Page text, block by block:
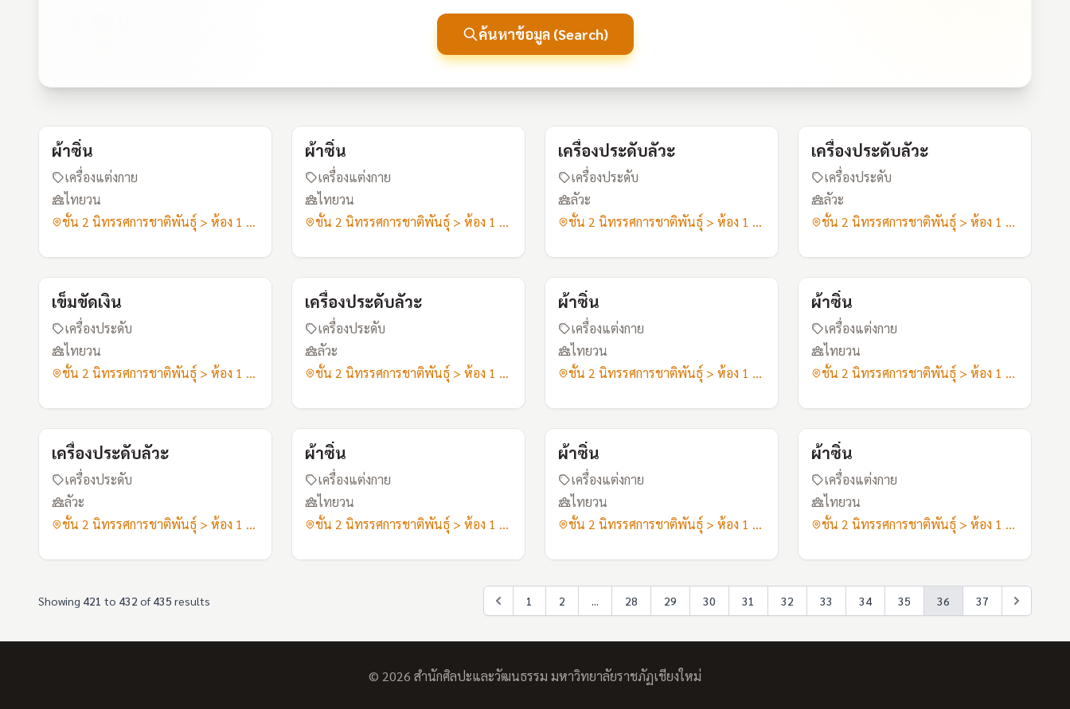
ค้นหาข้อมูล (Search)
ผ้าซิ่น
เครื่องแต่งกาย
ไทยวน
ชั้น 2 นิทรรศการชาติพันธุ์ > ห้อง 1 ลัวะ-ไทยวน
ผ้าซิ่น
เครื่องแต่งกาย
ไทยวน
ชั้น 2 นิทรรศการชาติพันธุ์ > ห้อง 1 ลัวะ-ไทยวน
เครื่องประดับลัวะ
เครื่องประดับ
ลัวะ
ชั้น 2 นิทรรศการชาติพันธุ์ > ห้อง 1 ลัวะ-ไทยวน
เครื่องประดับลัวะ
เครื่องประดับ
ลัวะ
ชั้น 2 นิทรรศการชาติพันธุ์ > ห้อง 1 ลัวะ-ไทยวน
เข็มขัดเงิน
เครื่องประดับ
ไทยวน
ชั้น 2 นิทรรศการชาติพันธุ์ > ห้อง 1 ลัวะ-ไทยวน
เครื่องประดับลัวะ
เครื่องประดับ
ลัวะ
ชั้น 2 นิทรรศการชาติพันธุ์ > ห้อง 1 ลัวะ-ไทยวน
ผ้าซิ่น
เครื่องแต่งกาย
ไทยวน
ชั้น 2 นิทรรศการชาติพันธุ์ > ห้อง 1 ลัวะ-ไทยวน
ผ้าซิ่น
เครื่องแต่งกาย
ไทยวน
ชั้น 2 นิทรรศการชาติพันธุ์ > ห้อง 1 ลัวะ-ไทยวน
เครื่องประดับลัวะ
เครื่องประดับ
ลัวะ
ชั้น 2 นิทรรศการชาติพันธุ์ > ห้อง 1 ลัวะ-ไทยวน
ผ้าซิ่น
เครื่องแต่งกาย
ไทยวน
ชั้น 2 นิทรรศการชาติพันธุ์ > ห้อง 1 ลัวะ-ไทยวน
ผ้าซิ่น
เครื่องแต่งกาย
ไทยวน
ชั้น 2 นิทรรศการชาติพันธุ์ > ห้อง 1 ลัวะ-ไทยวน
ผ้าซิ่น
เครื่องแต่งกาย
ไทยวน
ชั้น 2 นิทรรศการชาติพันธุ์ > ห้อง 1 ลัวะ-ไทยวน
Showing 421 to 432 of435 results 1 2 ... 28 29 30 31 32 33 34 35 36 37
© 2026 สำนักศิลปะและวัฒนธรรม มหาวิทยาลัยราชภัฏเชียงใหม่